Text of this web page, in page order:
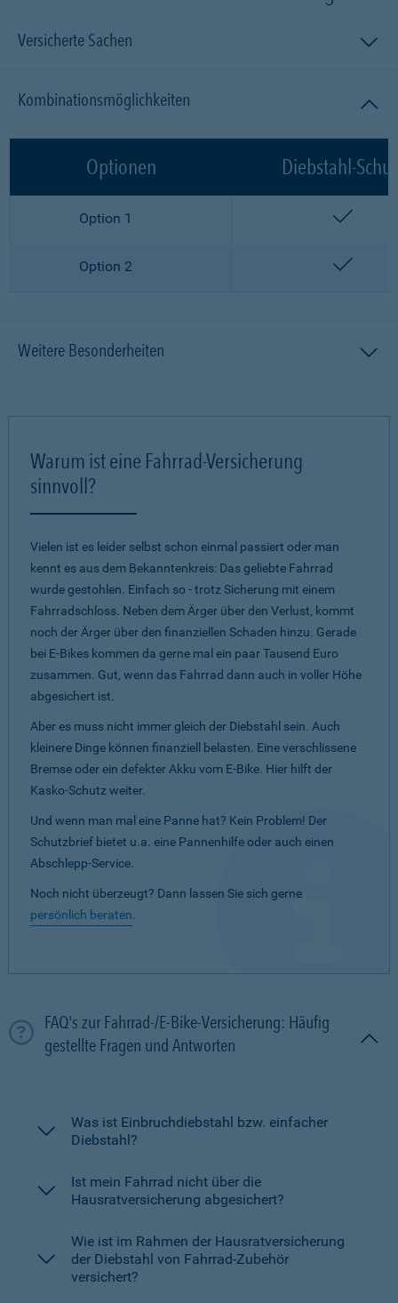
Versicherte Sachen
Kombinationsmöglichkeiten
Optionen Diebstahl-
Option 1
Option 2
Weitere Besonderheiten
Warum ist eine Fahrrad-Versicherung
sinnvoll?
Vielen ist es leider selbst schon einmal passiert oder man
kennt es aus dem Bekanntenkreis: Das geliebte Fahrrad
wurde gestohlen. Einfach so - trotz Sicherung mit einem
Fahrradschloss. Neben dem Ärger über den Verlust, kommt
noch der Ärger über den finanziellen Schaden hinzu. Gerade
bei E-Bikes kommen da gerne mal ein paar Tausend Euro
zusammen. Gut, wenn das Fahrrad dann auch in voller Höhe
abgesichert ist.
Aber es muss nicht immer gleich der Diebstahl sein. Auch
kleinere Dinge können finanziell belasten. Eine verschlissene
Bremse oder ein defekter Akku vom E-Bike. Hier hilft der
Kasko-Schutz weiter.
Und wenn man mal eine Panne hat? Kein Problem! Der
Schutzbrief bietet u.a. eine Pannenhilfe oder auch einen
Abschlepp-Service.
Noch nicht überzeugt? Dann lassen Sie sich gerne
persönlich beraten.
FAQ's zur Fahrrad-/E-Bike-Versicherung: Häufig
gestellte Fragen und Antworten
Was ist Einbruchdiebstahl bzw. einfacher
Diebstahl?
Ist mein Fahrrad nicht über die
Hausratversicherung abgesichert?
Wie ist im Rahmen der Hausratversicherung
der Diebstahl von Fahrrad-Zubehör
versichert?